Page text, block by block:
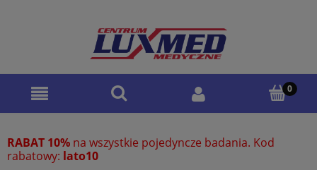
RABAT 10% na wszystkie pojedyncze badania. Kod
rabatowy: lato10